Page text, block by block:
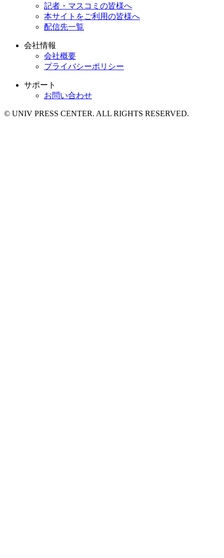
記者・マスコミの皆様へ
本サイトをご利用の皆様へ
配信先一覧
会社情報
会社概要
プライバシーポリシー
サポート
お問い合わせ
© UNIV PRESS CENTER. ALL RIGHTS RESERVED.